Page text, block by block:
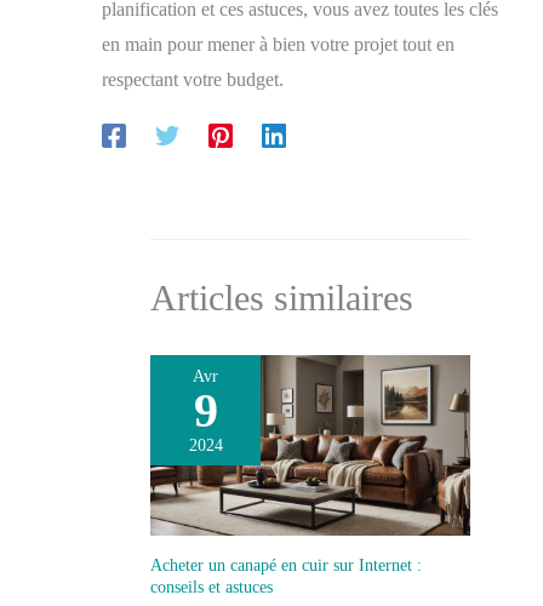
planification et ces astuces, vous avez toutes les clés
en main pour mener à bien votre projet tout en
respectant votre budget.
Articles similaires
Avr
9
2024
Acheter un canapé en cuir sur Internet :
conseils et astuces